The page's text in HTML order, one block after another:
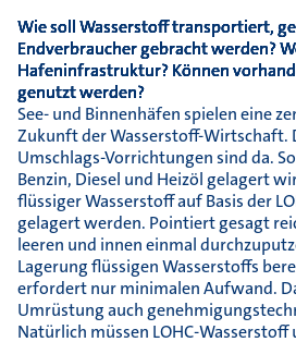
Wie soll Wasserstoff transportiert,
Endverbraucher gebracht werden?
Hafeninfrastruktur? Können
genutzt werden?
See- und Binnenhäfen spielen eine
Zukunft der Wasserstoff-Wirtschaft.
Umschlags-Vorrichtungen sind da.
Benzin, Diesel und Heizöl gelagert
flüssiger Wasserstoff auf Basis der
gelagert werden. Pointiert gesagt
leeren und innen einmal
Lagerung flüssigen Wasserstoffs
erfordert nur minimalen Aufwand.
Umrüstung auch
Natürlich müssen LOHC-Wasserstoff